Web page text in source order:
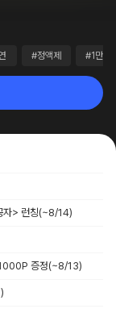
#정액제 #1만~2
자> 런칭(~8/14)
증정(~8/13)